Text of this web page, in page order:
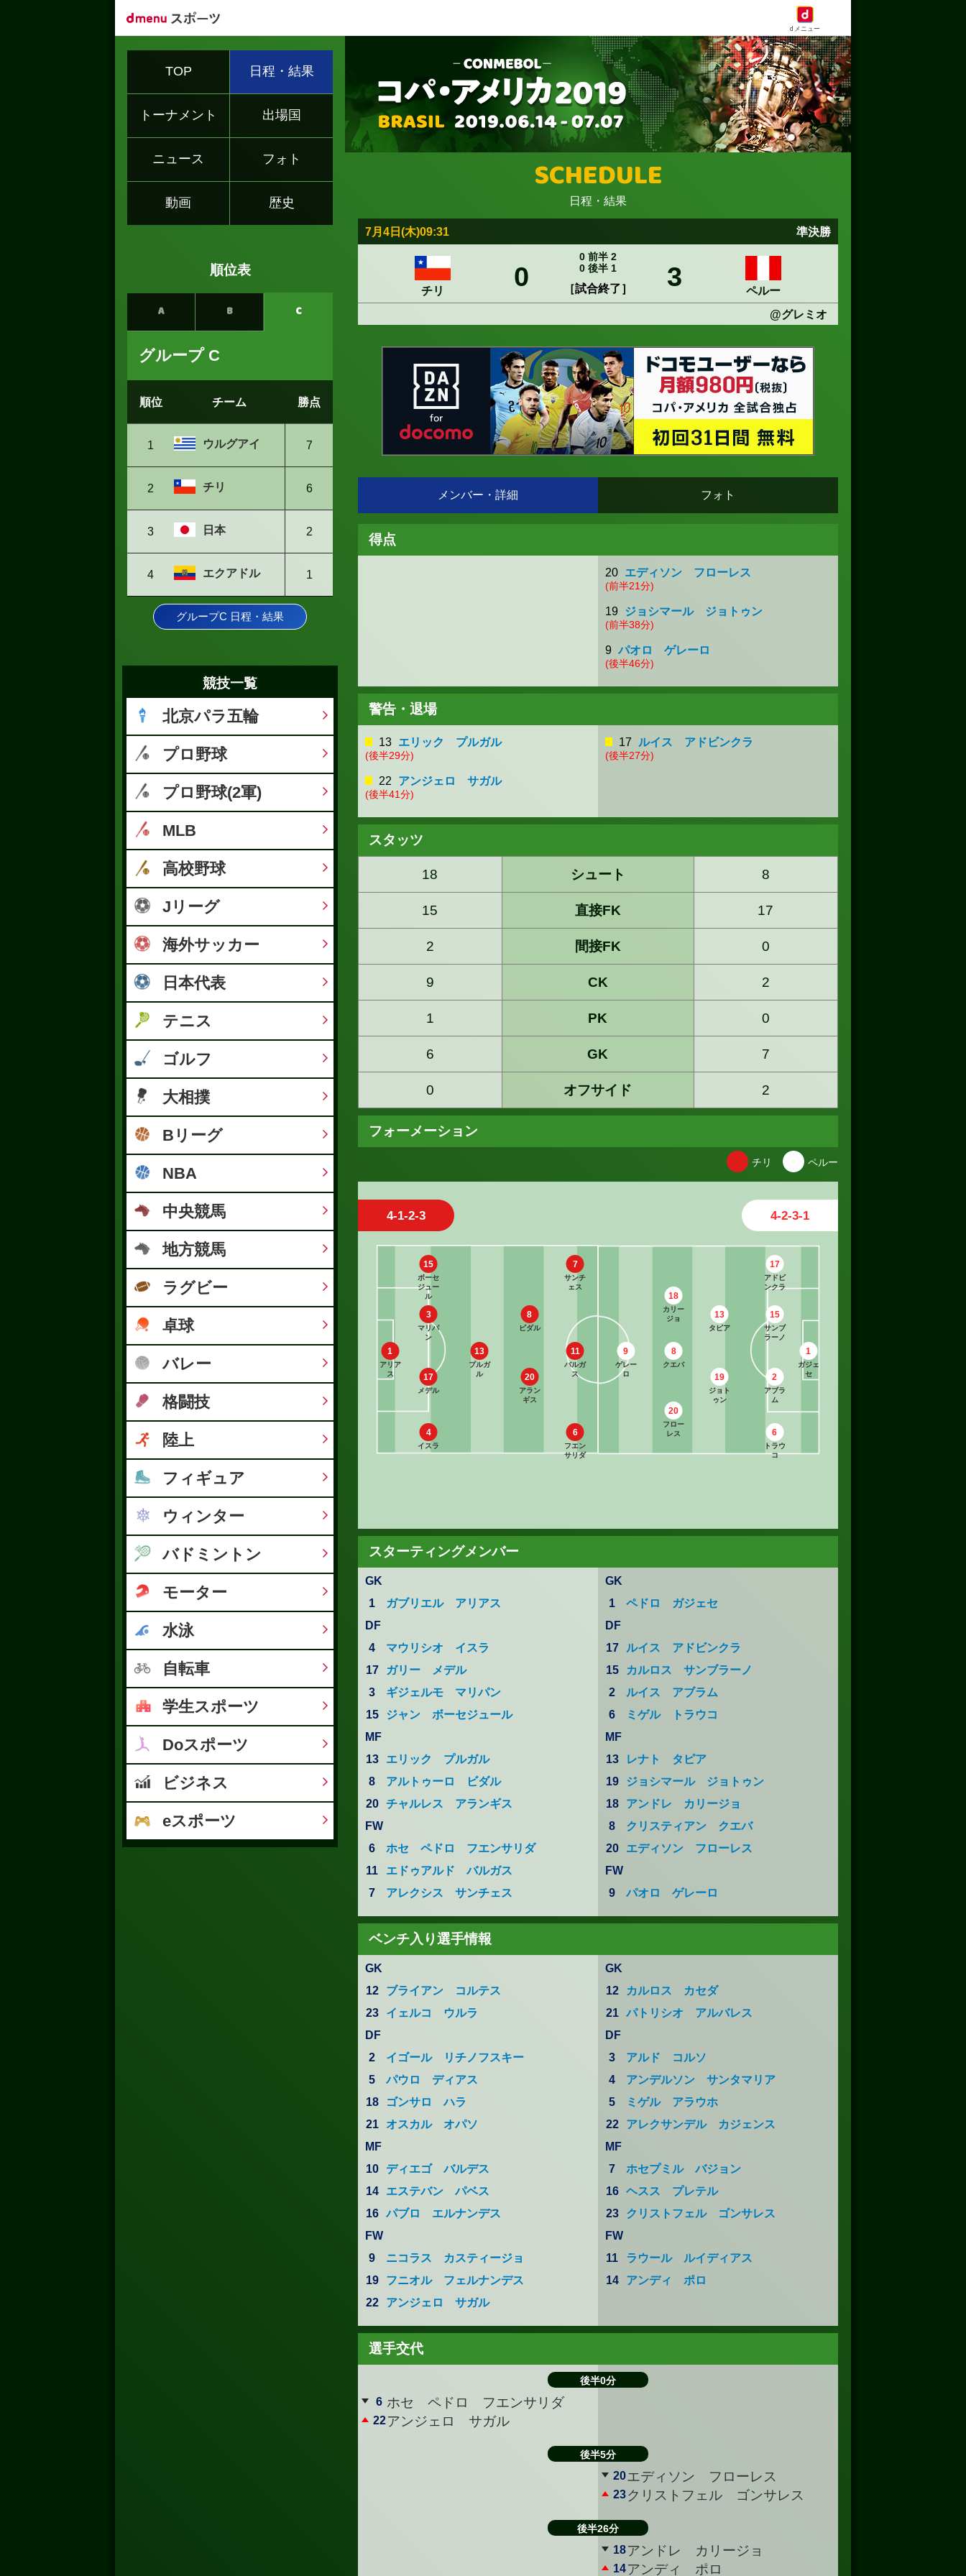
dメニュー
SCHEDULE
日程・結果
7月4日(木)09:31 準決勝
チリ 0
0 前半 2
0 後半 1
［試合終了］ 3
ペルー
@グレミオ
メンバー・詳細 フォト
得点
20 エディソン フローレス
(前半21分)
19 ジョシマール ジョトゥン
(前半38分)
9 パオロ ゲレーロ
(後半46分)
警告・退場
13 エリック プルガル
(後半29分)
22 アンジェロ サガル
(後半41分)
17 ルイス アドビンクラ
(後半27分)
スタッツ
18 シュート 8
15 直接FK 17
2 間接FK 0
9 CK 2
1 PK 0
6 GK 7
0 オフサイド 2
フォーメーション
チリ ペルー
4-1-2-3
1
アリア
ス
4
イスラ
17
メデル
3
マリパ
ン
15
ボーセ
ジュー
ル
13
プルガ
ル
8
ビダル
20
アラン
ギス
6
フエン
サリダ
11
バルガ
ス
7
サンチ
ェス
4-2-3-1
1
ガジェ
セ
17
アドビ
ンクラ
15
サンブ
ラーノ
2
アブラ
ム
6
トラウ
コ
13
タピア
19
ジョト
ゥン
18
カリー
ジョ
8
クエバ
20
フロー
レス
9
ゲレー
ロ
スターティングメンバー
GK
1
ガブリエル アリアス
DF
4
マウリシオ イスラ
17
ガリー メデル
3
ギジェルモ マリパン
15
ジャン ボーセジュール
MF
13
エリック プルガル
8
アルトゥーロ ビダル
20 チャルレス アランギス
FW
6
ホセ ペドロ フエンサリダ
11
エドゥアルド バルガス
7
アレクシス サンチェス
GK
1
ペドロ ガジェセ
DF
17
ルイス アドビンクラ
15
カルロス サンブラーノ
2
ルイス アブラム
6
ミゲル トラウコ
MF
13
レナト タピア
19
ジョシマール ジョトゥン
18
アンドレ カリージョ
8
クリスティアン クエバ
20
エディソン フローレス
FW
9
パオロ ゲレーロ
ベンチ入り選手情報
GK
12
ブライアン コルテス
23
イェルコ ウルラ
DF
2
イゴール リチノフスキー
5
パウロ ディアス
18
ゴンサロ ハラ
21
オスカル オパソ
MF
10
ディエゴ バルデス
14
エステバン パベス
16 パブロ エルナンデス
FW
9
ニコラス カスティージョ
19
フニオル フェルナンデス
22
アンジェロ サガル
GK
12
カルロス カセダ
21 パトリシオ アルバレス
DF
3
アルド コルソ
4
アンデルソン サンタマリア
5
ミゲル アラウホ
22
アレクサンデル カジェンス
MF
7
ホセプミル バジョン
16 ヘスス プレテル
23
クリストフェル ゴンサレス
FW
11
ラウール ルイディアス
14
アンディ ポロ
選手交代
後半0分
6 ホセ ペドロ フエンサリダ
22アンジェロ サガル
後半5分
20エディソン フローレス
23クリストフェル ゴンサレス
後半26分
18アンドレ カリージョ
14アンディ ポロ
TOP 日程・結果
トーナメント 出場国
ニュース フォト
動画 歴史
順位表
A B C
グループ C
順位 チーム 勝点
1 ウルグアイ 7
2 チリ 6
3 日本 2
4 エクアドル 1
グループC 日程・結果
競技一覧
北京パラ五輪
プロ野球
プロ野球(2軍)
MLB
高校野球
Jリーグ
海外サッカー
日本代表
テニス
ゴルフ
大相撲
Bリーグ
NBA
中央競馬
地方競馬
ラグビー
卓球
バレー
格闘技
陸上
フィギュア
ウィンター
バドミントン
モーター
水泳
自転車
学生スポーツ
Doスポーツ
ビジネス
eスポーツ